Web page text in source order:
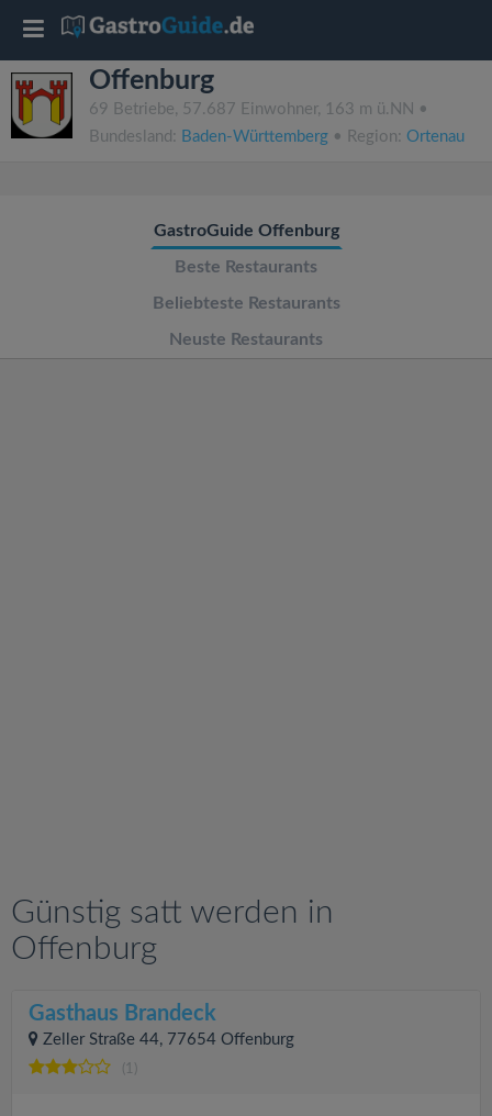
Offenburg
69 Betriebe, 57.687 Einwohner, 163 m ü.NN •
Bundesland: Baden-Württemberg • Region: Ortenau
GastroGuide Offenburg
Beste Restaurants
Beliebteste Restaurants
Neuste Restaurants
Günstig satt werden in
Offenburg
Gasthaus Brandeck
Zeller Straße 44, 77654 Offenburg
(1)
T
o
g
n